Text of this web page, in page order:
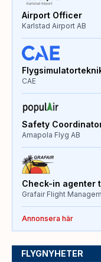
Airport Officer
Karlstad Airport AB
CAE
Safety
Amapola Flyg AB
Check-in agenter
Grafair Flight
Annonsera här
FLYGNYHETER